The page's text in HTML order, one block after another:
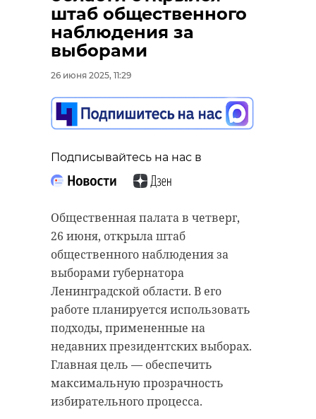
штаб общественного
наблюдения за
выборами
26 июня 2025, 11:29
Подписывайтесь на нас в
Общественная палата в четверг,
26 июня, открыла штаб
общественного наблюдения за
выборами губернатора
Ленинградской области. В его
работе планируется использовать
подходы, примененные на
недавних президентских выборах.
Главная цель — обеспечить
максимальную прозрачность
избирательного процесса.
Подписывайтесь на нас в
В минувшую среду, 25 июня,
Законодательное собрание
два финальных заседания перед
летними каникулами.
С сентября 2024 по июнь 2025 года
депутаты собрались 16 раз и
приняли 187 областных законов.
Более половины из них — 102 —
были предложены губернатором
региона.
Основное внимание уделялось
социальным вопросам: поддержке
Подписывайтесь на нас в
2025 года зарегистрировали около
35 тысяч собак. Об этом сообщил
ветеринарии региона Леонид
Кротов во время пресс-
конференции в агентстве
"Интерфакс".
Закон об обязательной
регистрации домашних
животных, в первую очередь
собак, вступил в силу 1 января
2025 года. До 1 июля действует
переходный период — за
отсутствие регистрации